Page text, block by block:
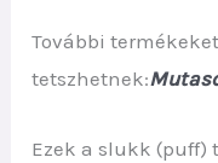
További
tetszhetnek:
Ezek a slukk (puff)